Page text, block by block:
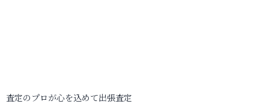
査定のプロが心を込めて出張査定